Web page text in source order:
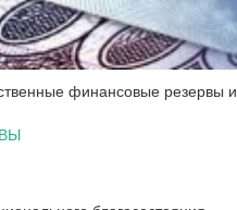
финансовые резервы и